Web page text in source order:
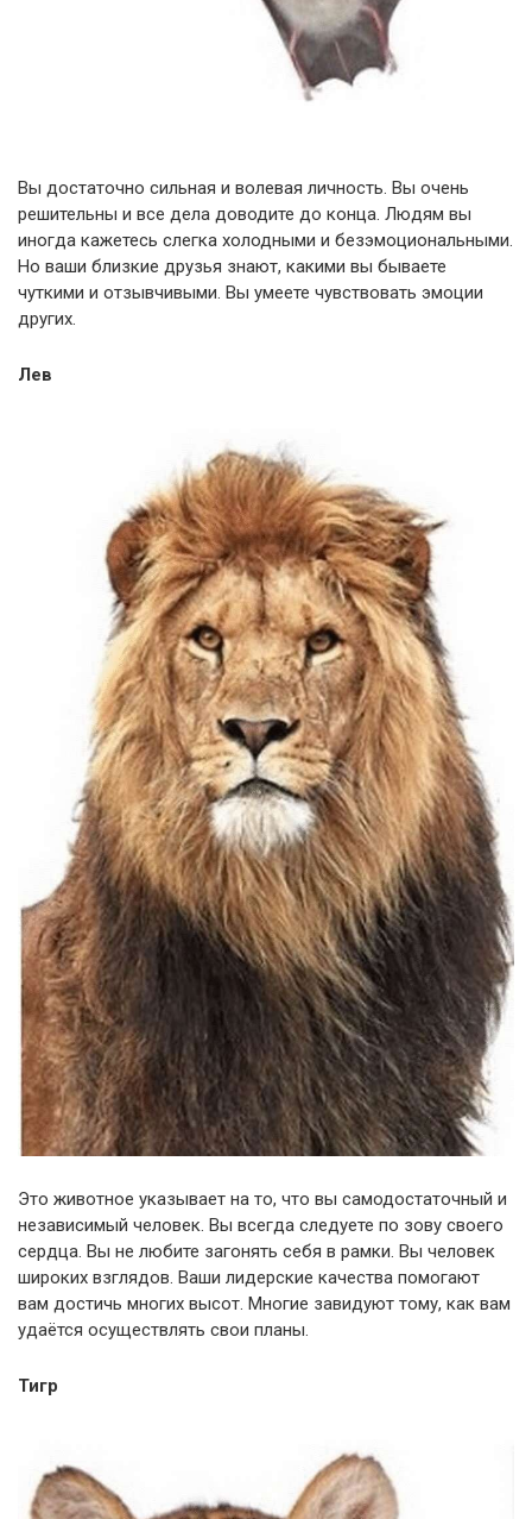
Вы достаточно сильная и волевая личность. Вы очень
решительны и все дела доводите до конца. Людям вы
иногда кажетесь слегка холодными и безэмоциональными.
Но ваши близкие друзья знают, какими вы бываете
чуткими и отзывчивыми. Вы умеете чувствовать эмоции
других.
Лев
Это животное указывает на то, что вы самодостаточный и
независимый человек. Вы всегда следуете по зову своего
сердца. Вы не любите загонять себя в рамки. Вы человек
широких взглядов. Ваши лидерские качества помогают
вам достичь многих высот. Многие завидуют тому, как вам
удаётся осуществлять свои планы.
Тигр